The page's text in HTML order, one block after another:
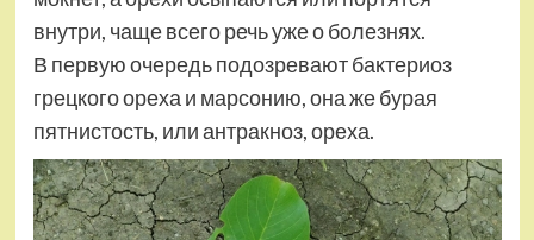
внутри, чаще всего речь уже о болезнях.
В первую очередь подозревают бактериоз
грецкого ореха и марсонию, она же бурая
пятнистость, или антракноз, ореха.